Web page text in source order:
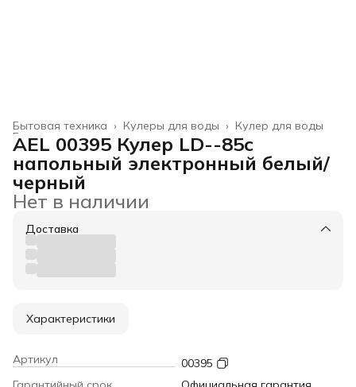
Кулер для воды
Кулеры для воды ›
Бытовая техника ›
Главная ›
AEL 00395 Кулер LD--85c
напольный электронный белый/
черный
Нет в наличии
Доставка
Характеристики
Артикул
00395